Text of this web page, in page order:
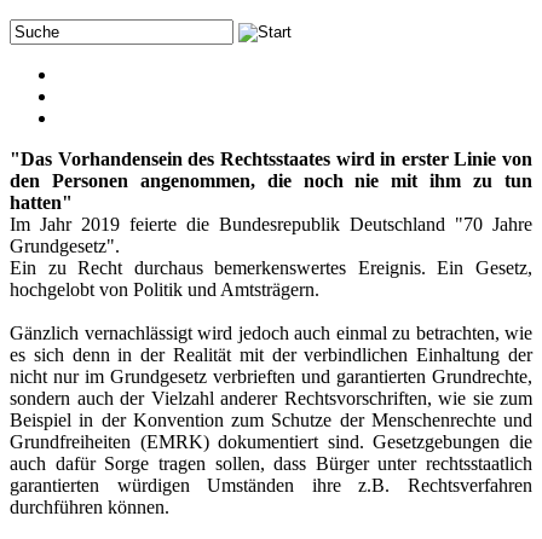
"Das Vorhandensein des Rechtsstaates wird in erster Linie von
den Personen angenommen, die noch nie mit ihm zu tun
hatten"
Im Jahr 2019 feierte die Bundesrepublik Deutschland "70 Jahre
Grundgesetz".
Ein zu Recht durchaus bemerkenswertes Ereignis. Ein Gesetz,
hochgelobt von Politik und Amtsträgern.
Gänzlich vernachlässigt wird jedoch auch einmal zu betrachten, wie
es sich denn in der Realität mit der verbindlichen Einhaltung der
nicht nur im Grundgesetz verbrieften und garantierten Grundrechte,
sondern auch der Vielzahl anderer Rechtsvorschriften, wie sie zum
Beispiel in der Konvention zum Schutze der Menschenrechte und
Grundfreiheiten (EMRK) dokumentiert sind. Gesetzgebungen die
auch dafür Sorge tragen sollen, dass Bürger unter rechtsstaatlich
garantierten würdigen Umständen ihre z.B. Rechtsverfahren
durchführen können.